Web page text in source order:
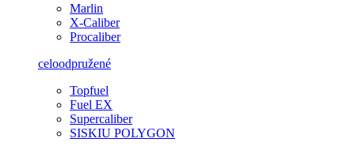
Marlin
X-Caliber
Procaliber
celoodpružené
Topfuel
Fuel EX
Supercaliber
SISKIU POLYGON